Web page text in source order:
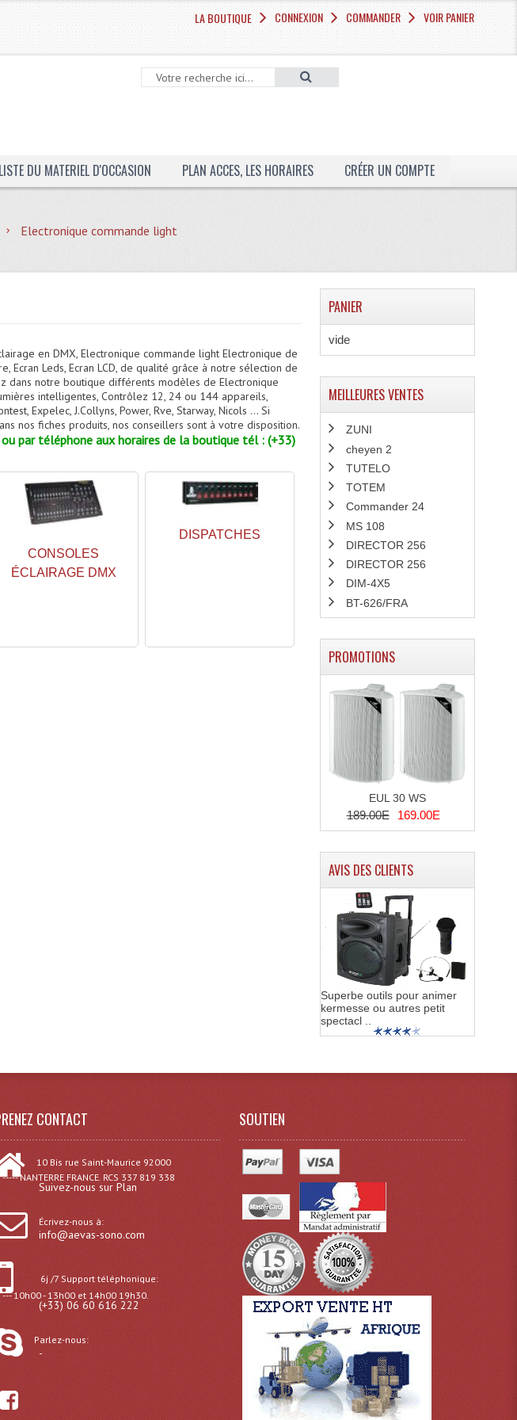
LA BOUTIQUE CONNEXION COMMANDER VOIR PANIER
LISTE DU MATERIEL D'OCCASION PLAN ACCES, LES HORAIRES CRÉER UN COMPTE
Electronique commande light
en DMX, Electronique commande light Electronique de
Leds, Ecran LCD, de qualité grâce à notre sélection de
dans notre boutique différents modèles de Electronique
intelligentes, Contrôlez 12, 24 ou 144 appareils,
Expelec, J.Collyns, Power, Rve, Starway, Nicols ... Si
nos fiches produits, nos conseillers sont à votre disposition.
par téléphone aux horaires de la boutique tél : (+33)
CONSOLES
ÉCLAIRAGE DMX
DISPATCHES
PANIER
vide
MEILLEURES VENTES
ZUNI
cheyen 2
TUTELO
TOTEM
Commander 24
MS 108
DIRECTOR 256
DIRECTOR 256
DIM-4X5
BT-626/FRA
PROMOTIONS
EUL 30 WS
189.00E 169.00E
AVIS DES CLIENTS
Superbe outils pour animer
kermesse ou autres petit
spectacl ..
CONTACT
10 Bis rue Saint-Maurice 92000
----- NANTERRE FRANCE. RCS 337 819 338
Suivez-nous sur Plan
Écrivez-nous à:
info@aevas-sono.com
6j /7 Support téléphonique:
--- 10h00 - 13h00 et 14h00 19h30.
(+33) 06 60 616 222
Parlez-nous:
-
SOUTIEN